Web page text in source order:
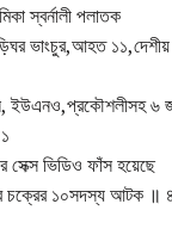
স্বর্নালী পলাতক
ভাংচুর,আহত
ইউএনও,প্রকৌশলীসহ ৬
সেক্স ভিডিও ফাঁস হয়েছে
চক্রের ১০সদস্য আটক ॥